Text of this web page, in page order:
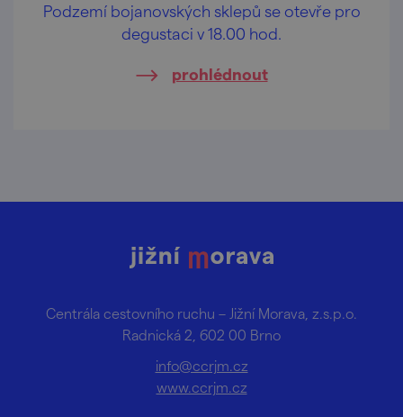
Podzemí bojanovských sklepů se otevře pro
degustaci v 18.00 hod.
prohlédnout
Centrála cestovního ruchu – Jižní Morava, z.s.p.o.
Radnická 2, 602 00 Brno
info@ccrjm.cz
www.ccrjm.cz